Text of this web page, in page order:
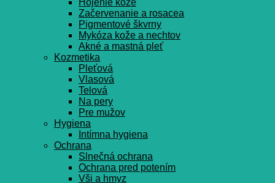
Začervenanie a rosacea
Pigmentové škvrny
Mykóza kože a nechtov
Akné a mastná pleť
Kozmetika
Pleťová
Vlasová
Telová
Na pery
Pre mužov
Hygiena
Intímna hygiena
Ochrana
Slnečná ochrana
Ochrana pred potením
Vši a hmyz